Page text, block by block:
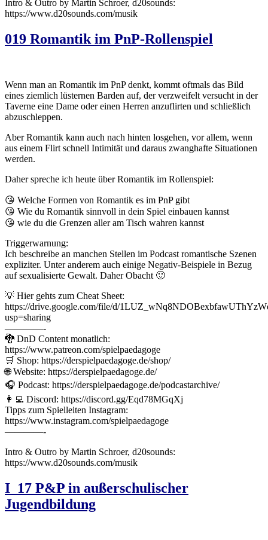
Intro & Outro by Martin Schroer, d20sounds:
https://www.d20sounds.com/musik
019 Romantik im PnP-Rollenspiel
Wenn man an Romantik im PnP denkt, kommt oftmals das Bild
eines ziemlich lüsternen Barden auf, der verzweifelt versucht in der
Taverne eine Dame oder einen Herren anzuflirten und schließlich
abzuschleppen.
Aber Romantik kann auch nach hinten losgehen, vor allem, wenn
aus einem Flirt schnell Intimität und daraus zwanghafte Situationen
werden.
Daher spreche ich heute über Romantik im Rollenspiel:
😘 Welche Formen von Romantik es im PnP gibt
😘 Wie du Romantik sinnvoll in dein Spiel einbauen kannst
😘 wie du die Grenzen aller am Tisch wahren kannst
Triggerwarnung:
Ich beschreibe an manchen Stellen im Podcast romantische Szenen
expliziter. Unter anderem auch einige Negativ-Beispiele in Bezug
auf sexualisierte Gewalt. Daher Obacht 🙂
💡 Hier gehts zum Cheat Sheet:
https://drive.google.com/file/d/
usp=sharing
————-
🐉 DnD Content monatlich:
https://www.patreon.com/spielpaedagoge
🛒 Shop: https://derspielpaedagoge.de/shop/
🌐 Website: https://derspielpaedagoge.de/
🎧 Podcast: https://derspielpaedagoge.de/podcastarchive/
👩‍💻 Discord: https://discord.gg/Eqd78MGqXj
Tipps zum Spielleiten Instagram:
https://www.instagram.com/spielpaedagoge
————-
Intro & Outro by Martin Schroer, d20sounds:
https://www.d20sounds.com/musik
I_17 P&P in außerschulischer
Jugendbildung